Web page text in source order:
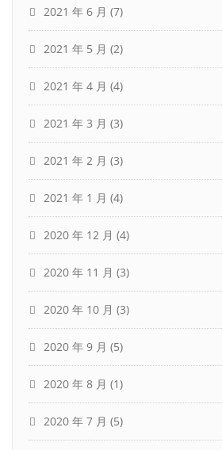
2021 年 6 月 (7)
2021 年 5 月 (2)
2021 年 4 月 (4)
2021 年 3 月 (3)
2021 年 2 月 (3)
2021 年 1 月 (4)
2020 年 12 月 (4)
2020 年 11 月 (3)
2020 年 10 月 (3)
2020 年 9 月 (5)
2020 年 8 月 (1)
2020 年 7 月 (5)